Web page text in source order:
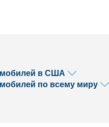
в США
по всему миру